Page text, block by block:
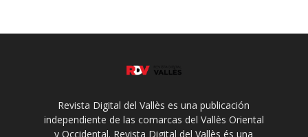
Revista Digital del Vallès es una publicación
independiente de las comarcas del Vallès Oriental
y Occidental. Revista Digital del Vallès és una